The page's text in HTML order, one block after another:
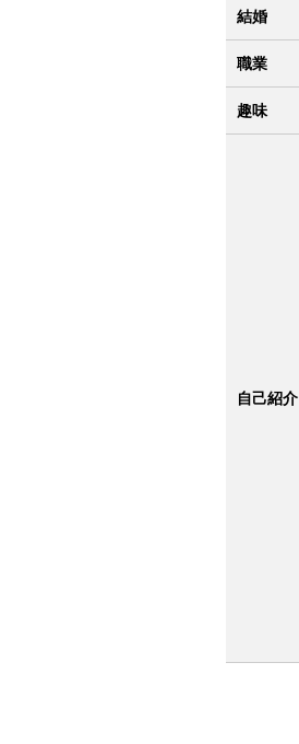
結婚
職業
趣味
自己紹介